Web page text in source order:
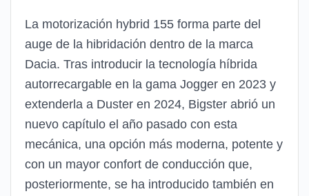
La motorización hybrid 155 forma parte del
auge de la hibridación dentro de la marca
Dacia. Tras introducir la tecnología híbrida
autorrecargable en la gama Jogger en 2023 y
extenderla a Duster en 2024, Bigster abrió un
nuevo capítulo el año pasado con esta
mecánica, una opción más moderna, potente y
con un mayor confort de conducción que,
posteriormente, se ha introducido también en